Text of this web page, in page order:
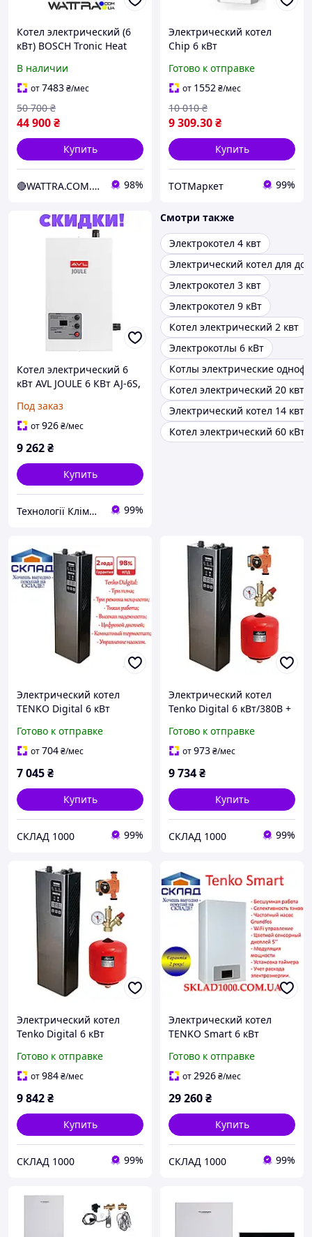
Котел электрический (6
кВт) BOSCH Tronic Heat
с насосом и
расширительным баком
В наличии
от7483₴/мес
44 900₴
50 700 ₴
Купить
🔴WATTRA.COM.UA - дело техники... 98%
Электрический котел
Chip 6 кВт
Готово к отправке
от 1552₴/мес
9 309.30₴
10 010 ₴
Купить
ТОТМаркет 99%
Котел электрический 6
кВт AVL JOULE 6 КВт AJ-6S,
электромеханическим
расцепителем
Под заказ
от926₴/мес
9 262₴
Купить
Технології Клімату Юа 99%
Смотри также
Электрокотел 4 квт
Электрический котел для
Электрокотел 3 квт
Электрокотел 9 кВт
Котел электрический 2 квт
Электрокотлы 6 кВт
Котлы электрические
Котел электрический 20 квт
Электрический котел 14 квт
Котел электрический 60 кВт
Электрический котел
TENKO Digital 6 кВт
контроль для дома до 80
м²!
Готово к отправке
от704₴/мес
7 045₴
Купить
СКЛАД 1000 99%
Электрический котел
Tenko Digital 6 кВт/380В +
80 м2!
Готово к отправке
от973₴/мес
9 734₴
Купить
СКЛАД 1000 99%
Электрический котел
Tenko Digital 6 кВт
Защита | Комфорт до 80
м²!
Готово к отправке
от984₴/мес
9 842₴
Купить
СКЛАД 1000 99%
Электрический котел
TENKO Smart 6 кВт
симисторы, частотный
насос.
Готово к отправке
от2926₴/мес
29 260₴
Купить
СКЛАД 1000 99%